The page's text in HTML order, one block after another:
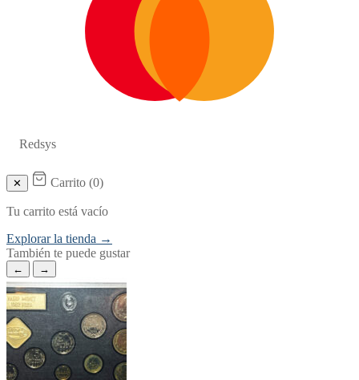
Redsys
✕ Carrito (0)
Tu carrito está vacío
Explorar la tienda →
También te puede gustar
← →